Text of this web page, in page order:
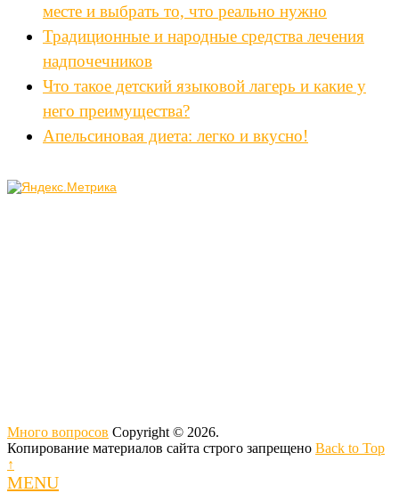
месте и выбрать то, что реально нужно
Традиционные и народные средства лечения
надпочечников
Что такое детский языковой лагерь и какие у
него преимущества?
Апельсиновая диета: легко и вкусно!
Много вопросов Copyright © 2026.
Копирование материалов сайта строго запрещено Back to Top
↑
MENU